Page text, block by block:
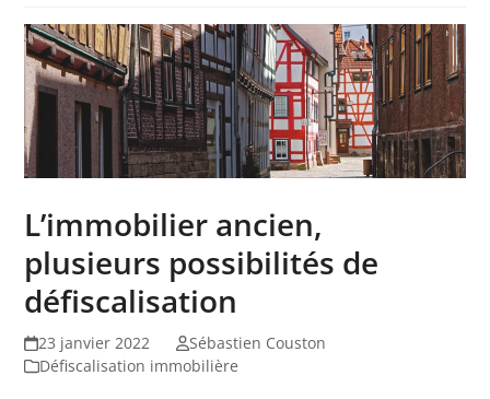
L’immobilier ancien,
plusieurs possibilités de
défiscalisation
23 janvier 2022
Sébastien Couston
Défiscalisation immobilière